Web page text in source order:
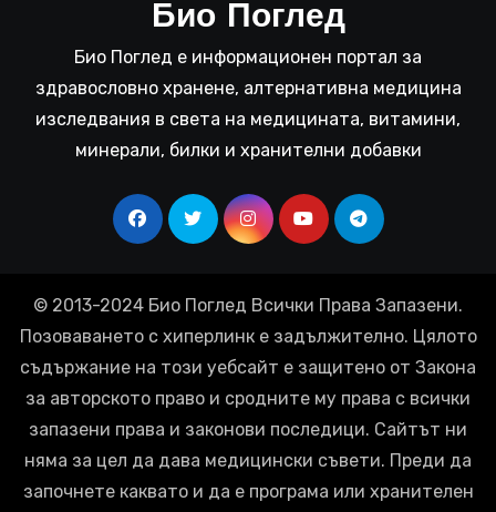
Био Поглед
Био Поглед е информационен портал за
здравословно хранене, алтернативна медицина
изследвания в света на медицината, витамини,
минерали, билки и хранителни добавки
© 2013-2024 Био Поглед Всички Права Запазени.
Позоваването с хиперлинк е задължително. Цялото
съдържание на този уебсайт е защитено от Закона
за авторското право и сродните му права с всички
запазени права и законови последици. Сайтът ни
няма за цел да дава медицински съвети. Преди да
започнете каквато и да е програма или хранителен